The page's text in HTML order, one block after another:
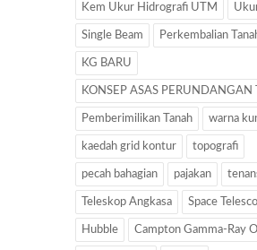
Kem Ukur Hidrografi UTM
Single Beam Perkembalian
KG BARU
KONSEP ASAS PERUNDANGAN
Pemberimilikan Tanah warna
kaedah grid kontur topografi
pecah bahagian pajakan
Teleskop Angkasa Space
Hubble Campton Gamma-Ray